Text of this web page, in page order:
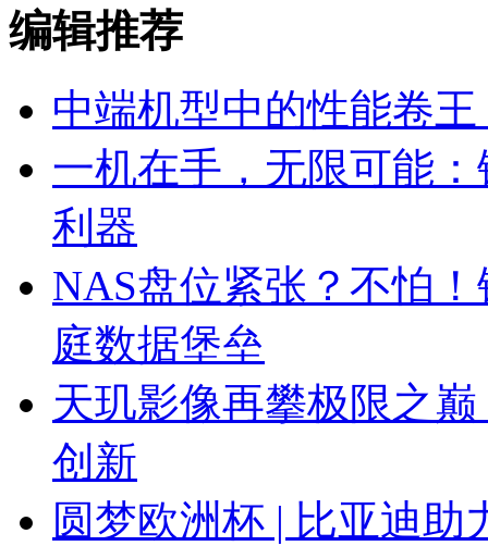
编辑推荐
中端机型中的性能卷
一机在手，无限可能
利器
NAS盘位紧张？不怕
庭数据堡垒
天玑影像再攀极限之
创新
圆梦欧洲杯 | 比亚迪助